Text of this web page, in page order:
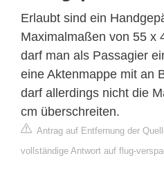
Erlaubt sind ein
Maximalmaßen von 55 x
darf man als Passagier
eine Aktenmappe mit an
darf allerdings nicht die
cm überschreiten.
Antrag auf Entfernung der
vollständige Antwort auf flug-